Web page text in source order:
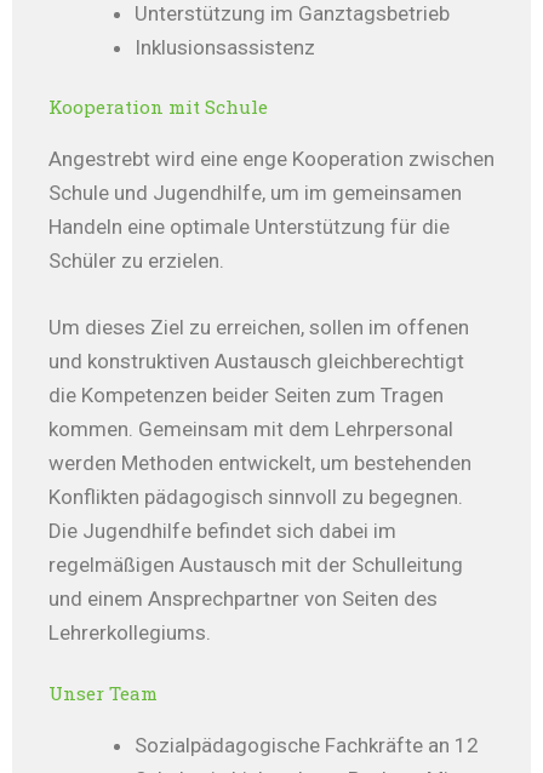
Unterstützung im Ganztagsbetrieb
Inklusionsassistenz
Kooperation mit Schule
Angestrebt wird eine enge Kooperation zwischen
Schule und Jugendhilfe, um im gemeinsamen
Handeln eine optimale Unterstützung für die
Schüler zu erzielen.
Um dieses Ziel zu erreichen, sollen im offenen
und konstruktiven Austausch gleichberechtigt
die Kompetenzen beider Seiten zum Tragen
kommen. Gemeinsam mit dem Lehrpersonal
werden Methoden entwickelt, um bestehenden
Konflikten pädagogisch sinnvoll zu begegnen.
Die Jugendhilfe befindet sich dabei im
regelmäßigen Austausch mit der Schulleitung
und einem Ansprechpartner von Seiten des
Lehrerkollegiums.
Unser Team
Sozialpädagogische Fachkräfte an 12